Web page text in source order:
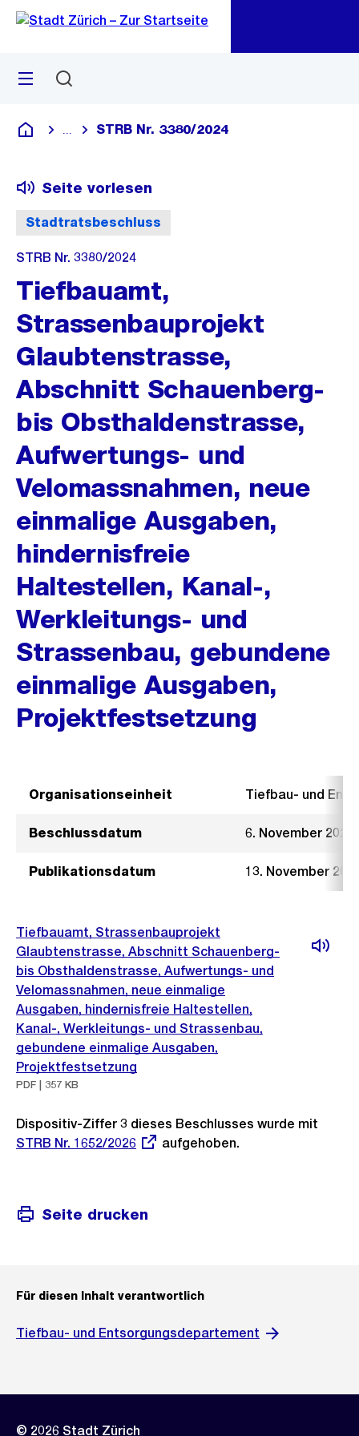
Navigation
Sprunglink
Menü
Deutsch
Blende alle Breadcrumbs ein
STRB Nr. 3380/2024
Stadtratsbeschluss
Seite vorlesen
STRB Nr. 3380/2024
Tiefbauamt,
Strassenbauprojekt
Glaubtenstrasse,
Abschnitt Schauenberg-
bis Obsthaldenstrasse,
Aufwertungs- und
Velomassnahmen, neue
einmalige Ausgaben,
hindernisfreie
Haltestellen, Kanal-,
Werkleitungs- und
Strassenbau, gebundene
einmalige Ausgaben,
Projektfestsetzung
Organisationseinheit Tiefbau- und
Beschlussdatum 6. November 2024
Publikationsdatum 13. November
Tiefbauamt, Strassenbauprojekt
Glaubtenstrasse, Abschnitt Schauenberg-
bis Obsthaldenstrasse, Aufwertungs- und
Velomassnahmen, neue einmalige
Ausgaben, hindernisfreie Haltestellen,
Kanal-, Werkleitungs- und Strassenbau,
gebundene einmalige Ausgaben,
Projektfestsetzung
PDF | 357 KB
Dispositiv-Ziffer 3 dieses Beschlusses wurde mit
STRB Nr. 1652/2026 aufgehoben.
Seite drucken
Für diesen Inhalt verantwortlich
Tiefbau- und Entsorgungsdepartement
© 2026 Stadt Zürich